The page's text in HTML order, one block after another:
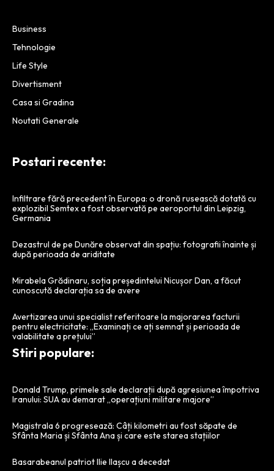
Business
Tehnologie
Life Style
Divertisment
Casa si Gradina
Noutati Generale
Postari recente:
Infiltrare fără precedent în Europa: o dronă rusească dotată cu
explozibil Semtex a fost observată pe aeroportul din Leipzig,
Germania
Dezastrul de pe Dunăre observat din spațiu: fotografii înainte și
după perioada de ariditate
Mirabela Grădinaru, soția președintelui Nicușor Dan, a făcut
cunoscută declarația sa de avere
Avertizarea unui specialist referitoare la majorarea facturii
pentru electricitate: „Examinați ce ați semnat și perioada de
valabilitate a prețului”
Stiri populare:
Donald Trump, primele sale declarații după agresiunea împotriva
Iranului: SUA au demarat „operațiuni militare majore”
Magistrala 6 progresează: Câți kilometri au fost săpate de
Sfânta Maria și Sfânta Ana și care este starea stațiilor
Basarabeanul patriot Ilie Ilașcu a decedat